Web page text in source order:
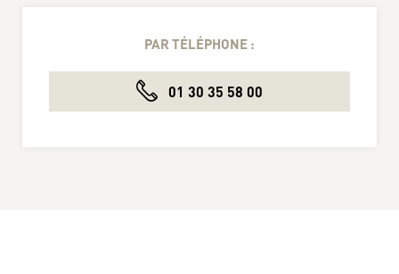
PAR TÉLÉPHONE :
01 30 35 58 00